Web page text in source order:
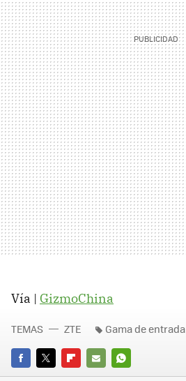
Vía | GizmoChina
FACEBOOK
TWITTERFLIPBOARD
E-
WHATSAPP
TEMAS ZTE Gama de entrada